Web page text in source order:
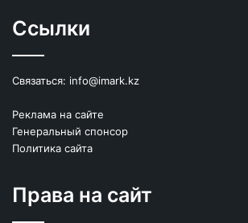
Ссылки
Связаться: info@imark.kz
Реклама на сайте
Генеральный спонсор
Политика сайта
Права на сайт